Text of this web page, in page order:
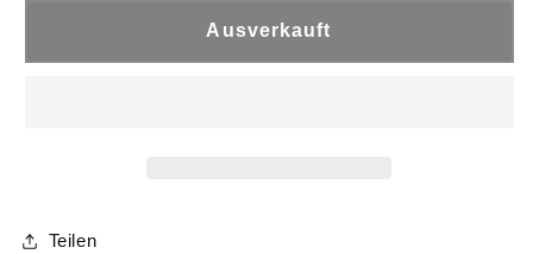
Ausverkauft
Teilen